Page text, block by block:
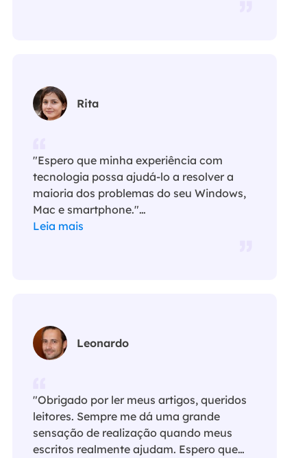
Rita
"Espero que minha experiência com
tecnologia possa ajudá-lo a resolver a
maioria dos problemas do seu Windows,
Mac e smartphone."…
Leia mais
Leonardo
"Obrigado por ler meus artigos, queridos
leitores. Sempre me dá uma grande
sensação de realização quando meus
escritos realmente ajudam. Espero que